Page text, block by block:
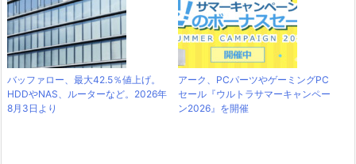
バッファロー、最大42.5％値上げ。
HDDやNAS、ルーターなど。2026年
8月3日より
アーク、PCパーツやゲーミングPC
セール『ウルトラサマーキャンペー
ン2026』を開催